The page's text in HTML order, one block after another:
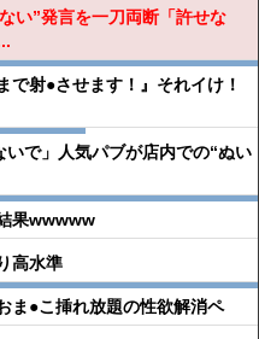
い”発言を一刀両断「許せな
で射●︎させます！』それイけ！
いで」人気パブが店内での“ぬい
果wwwww
高水準
ま●︎こ挿れ放題の性欲解消ペ